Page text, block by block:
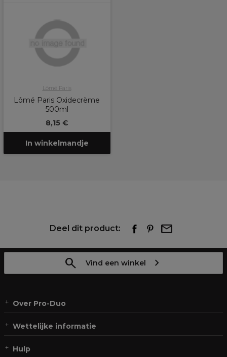
Lômé Paris
Lômé Paris Oxidecrème
500ml
8,15 €
In winkelmandje
Deel dit product:
Vind een winkel
Over Pro-Duo
Wettelijke informatie
Hulp